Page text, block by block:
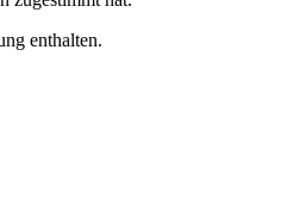
enthalten.